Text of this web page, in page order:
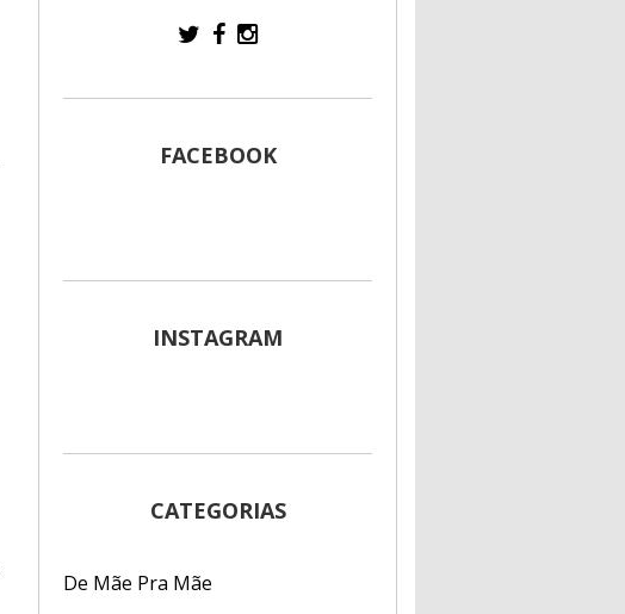
FACEBOOK
INSTAGRAM
CATEGORIAS
De Mãe Pra Mãe